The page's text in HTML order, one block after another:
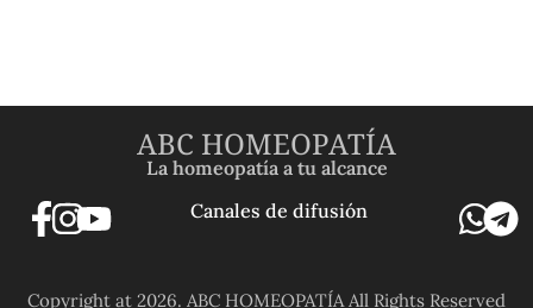
ABC HOMEOPATÍA
La homeopatía a tu alcance
Canales de difusión
Copyright at 2026. ABC HOMEOPATÍA All Rights Reserved